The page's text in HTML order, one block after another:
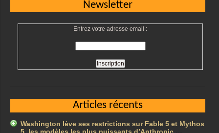
Newsletter
Entrez votre adresse email :
Articles récents
Washington lève ses restrictions sur Fable 5 et Mythos